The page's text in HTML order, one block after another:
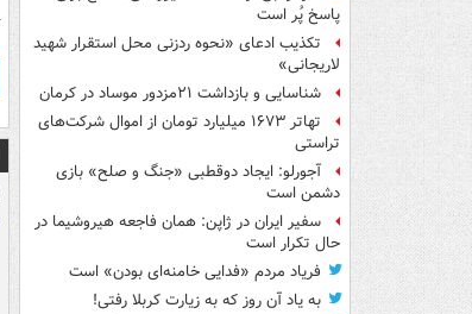
پاسخ پُر است
تکذیب ادعای «نحوه ردزنی محل استقرار شهید
لاریجانی»
شناسایی و بازداشت ۲۱مزدور موساد در کرمان
تهاتر ۱۶۷۳ میلیارد تومان از اموال شرکت‌های
تراستی
آجورلو: ایجاد دوقطبی «جنگ و صلح‌» بازی
دشمن است
سفیر ایران در ژاپن: همان فاجعه هیروشیما در
حال تکرار است
فریاد مردم «فدایی خامنه‌ای بودن» است
به یاد آن روز که به زیارت کربلا رفتی!